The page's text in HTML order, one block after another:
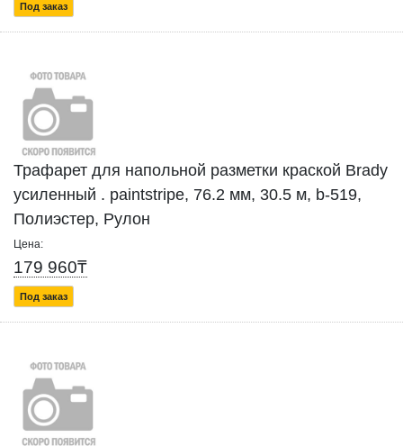
Под заказ
Трафарет для напольной разметки краской Brady
усиленный . paintstripe, 76.2 мм, 30.5 м, b-519,
Полиэстер, Рулон
Цена:
179 960₸
Под заказ